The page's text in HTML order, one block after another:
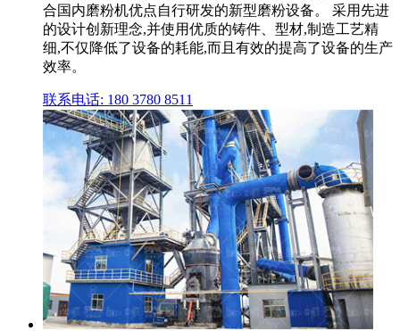
合国内磨粉机优点自行研发的新型磨粉设备。 采用先进
的设计创新理念,并使用优质的铸件、型材,制造工艺精
细,不仅降低了设备的耗能,而且有效的提高了设备的生产
效率。
联系电话: 180 3780 8511